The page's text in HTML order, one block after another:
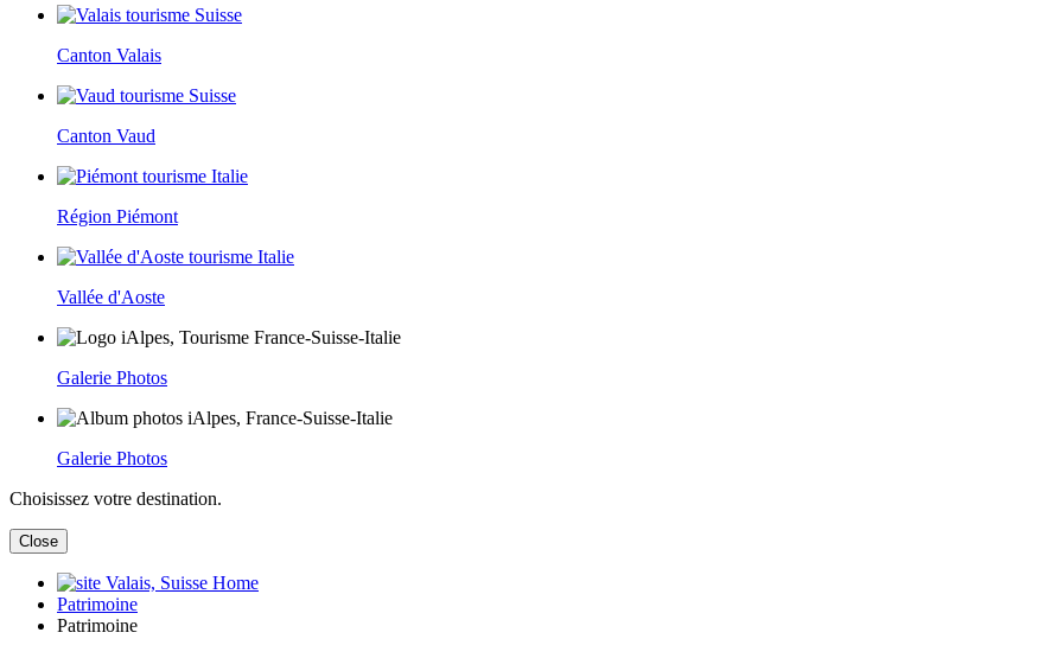
Canton Valais
Canton Vaud
Région Piémont
Vallée d'Aoste
Galerie Photos
Galerie Photos
Choisissez votre destination.
Close
Home
Patrimoine
Patrimoine